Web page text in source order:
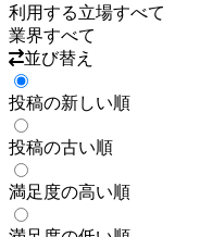
利用する立場すべて
業界すべて
並び替え
投稿の新しい順
投稿の古い順
満足度の高い順